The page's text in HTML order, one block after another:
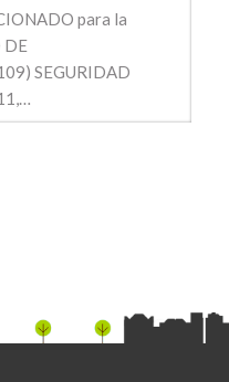
para la
DE
SEGURIDAD